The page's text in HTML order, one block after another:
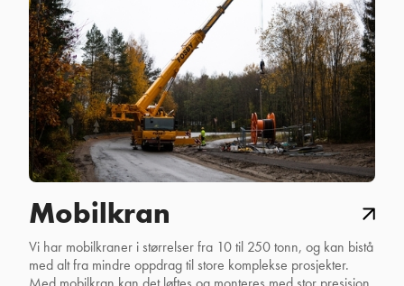
Mobilkran
Vi har mobilkraner i størrelser fra 10 til 250 tonn, og kan bistå
med alt fra mindre oppdrag til store komplekse prosjekter.